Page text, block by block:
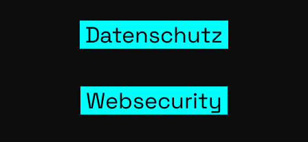
Daten­schutz
Web­se­cu­ri­ty